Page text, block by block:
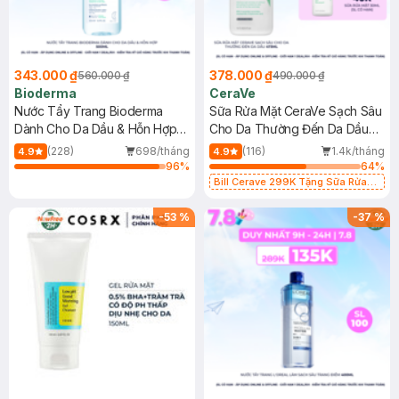
343.000 ₫560.000 ₫
Bioderma
Nước Tẩy Trang Bioderma
Dành Cho Da Dầu & Hỗn Hợp
500ml
4.9 (228)
698/tháng
96%
378.000 ₫490.000 ₫
CeraVe
Sữa Rửa Mặt CeraVe Sạch Sâu
Cho Da Thường Đến Da Dầu
473ml
4.9 (116)
1.4k/tháng
64%
Bill Cerave 299K Tặng Sữa Rửa
-53 % -37%